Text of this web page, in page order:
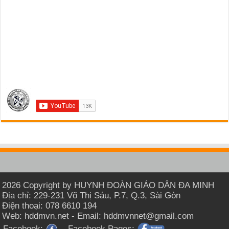
2026 Copyright by HUYNH ĐOÀN GIÁO DÂN ĐA MINH
Địa chỉ: 229-231 Võ Thị Sáu, P.7, Q.3, Sài Gòn
Điện thoại: 078 6610 194
Web: hddmvn.net - Email: hddmvnnet@gmail.com